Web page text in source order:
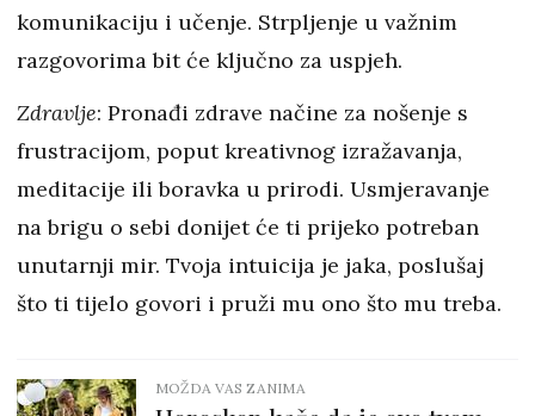
komunikaciju i učenje. Strpljenje u važnim
razgovorima bit će ključno za uspjeh.
Zdravlje: Pronađi zdrave načine za nošenje s
frustracijom, poput kreativnog izražavanja,
meditacije ili boravka u prirodi. Usmjeravanje
na brigu o sebi donijet će ti prijeko potreban
unutarnji mir. Tvoja intuicija je jaka, poslušaj
što ti tijelo govori i pruži mu ono što mu treba.
MOŽDA VAS ZANIMA